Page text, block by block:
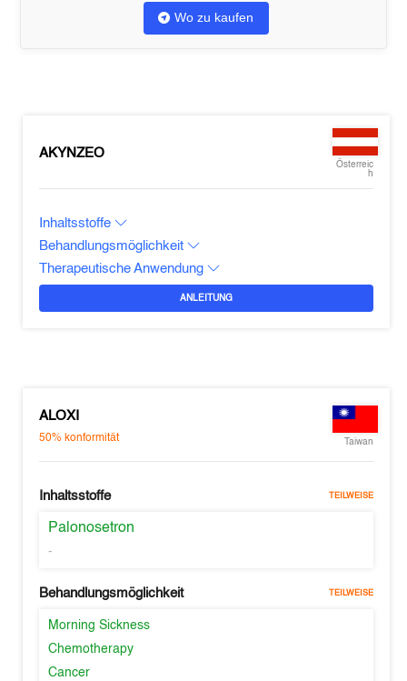
Wo zu kaufen
AKYNZEO
Österreic
h
Inhaltsstoffe
Behandlungsmöglichkeit
Therapeutische Anwendung
ANLEITUNG
ALOXI
50% konformität Taiwan
Inhaltsstoffe TEILWEISE
Palonosetron
-
Behandlungsmöglichkeit TEILWEISE
Morning Sickness
Chemotherapy
Cancer